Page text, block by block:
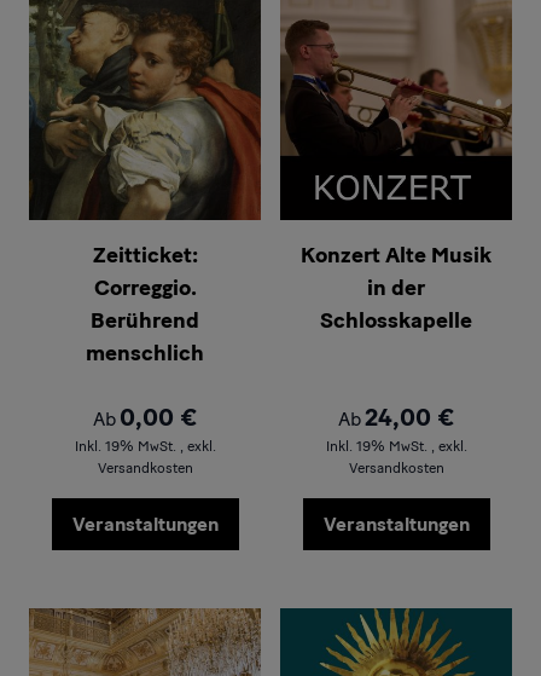
Zeitticket:
Correggio.
Berührend
menschlich
Ab 0,00 €
Inkl. 19% MwSt. , exkl.
Versandkosten
Veranstaltungen
Konzert Alte Musik
in der
Schlosskapelle
Ab24,00 €
Inkl. 19% MwSt. , exkl.
Versandkosten
Veranstaltungen